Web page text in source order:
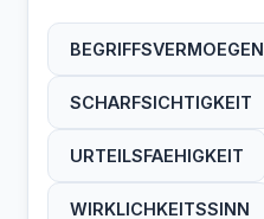
BEGRIFFSVERMOEGEN
SCHARFSICHTIGKEIT
URTEILSFAEHIGKEIT
WIRKLICHKEITSSINN